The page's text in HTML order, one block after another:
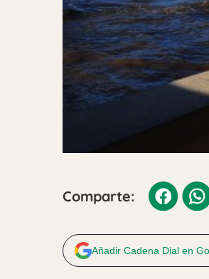
Comparte:
Añadir Cadena Dial en